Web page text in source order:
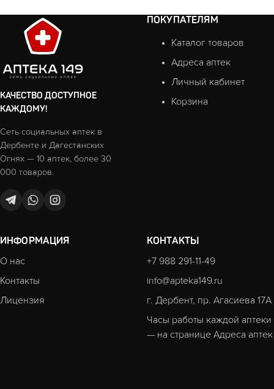
КАЧЕСТВО ДОСТУПНОЕ
КАЖДОМУ!
Сеть социальных аптек в
Дербенте и Дагестанских
Огнях — 10 аптек, более 30
000 товаров.
ПОКУПАТЕЛЯМ
Каталог товаров
Адреса аптек
Личный кабинет
Корзина
ИНФОРМАЦИЯ
О нас
Контакты
Лицензия
КОНТАКТЫ
+7 988 291-11-49
info@apteka149.ru
г. Дербент, пр. Агасиева 17А
Часы работы каждой аптеки
— на странице Адреса аптек